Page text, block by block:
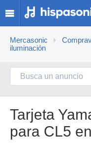
Mercasonic
iluminación
Tarjeta
para CL5